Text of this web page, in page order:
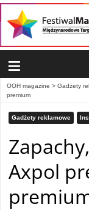
≡
OOH magazine > Gadżety
premium
Gadżety reklamowe
Axpol